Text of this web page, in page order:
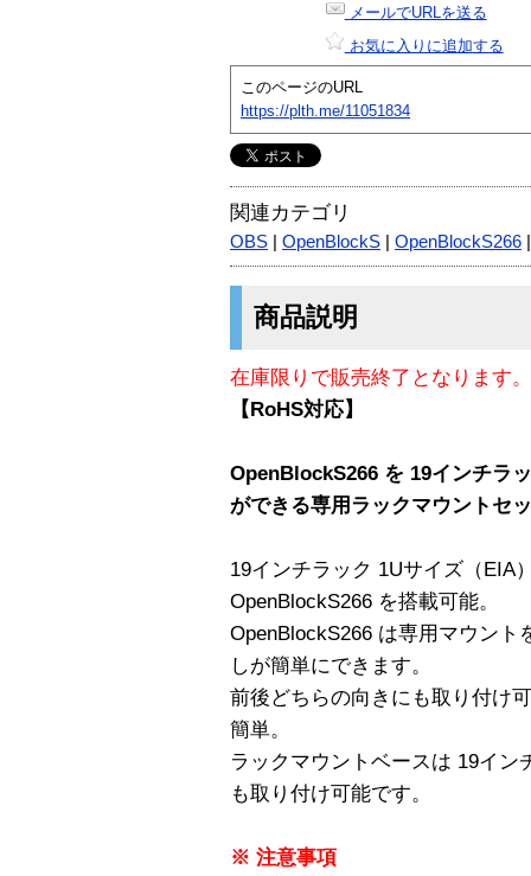
メールでURLを送る
お気に入りに追加する
このページのURL
https://plth.me/11051834
関連カテゴリ
OBS OpenBlockS OpenBlockS266
商品説明
在庫限りで販売終了となります。
【RoHS対応】
OpenBlockS266 を 19インチラ
ができる専用ラックマウントセ
19インチラック 1Uサイズ（EIA
OpenBlockS266 を搭載可能。
OpenBlockS266 は専用マウン
しが簡単にできます。
前後どちらの向きにも取り付け
簡単。
ラックマウントベースは 19イン
も取り付け可能です。
※ 注意事項